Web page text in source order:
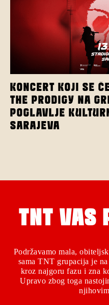
KONCERT KOJI SE
THE PRODIGY NA
POGLAVLJE
SARAJEVA
TNT VAS
Podržavamo mala,
sama TNT grupacija je
kroz najgoru fazu i zna
Upravo zbog toga